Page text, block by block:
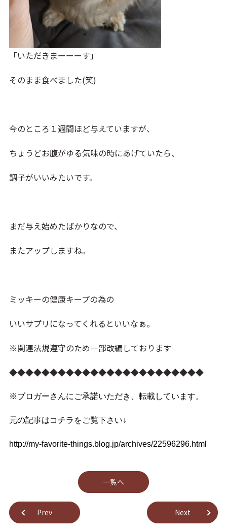
「いただきまーーーす」
そのまま食べました(笑)
今のところ１週間ほど与えていますが、
ちょうどお腹がゆる気味の時にあげていたら、
調子がいいみたいです。
まだ与え始めたばかりなので、
またアップしますね。
ミッキーの健康キープの為の
いいサプリになってくれるといいなぁ。
※関連法規遵守のため一部改編しております
◆◆◆◆◆◆◆◆◆◆◆◆◆◆◆◆◆◆◆◆◆◆◆◆
※ブロガーさんにご承諾いただき、転載しています。
元の記事はコチラをご覧下さい↓
http://my-favorite-things.blog.jp/archives/22596296.html
Prev
⼀覧へ
Next